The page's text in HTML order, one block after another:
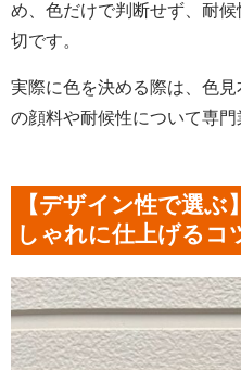
め、色だけで判断せず、耐
切です。
実際に色を決める際は、色
の顔料や耐候性について専
【デザイン性で選
しゃれに仕上げるコ